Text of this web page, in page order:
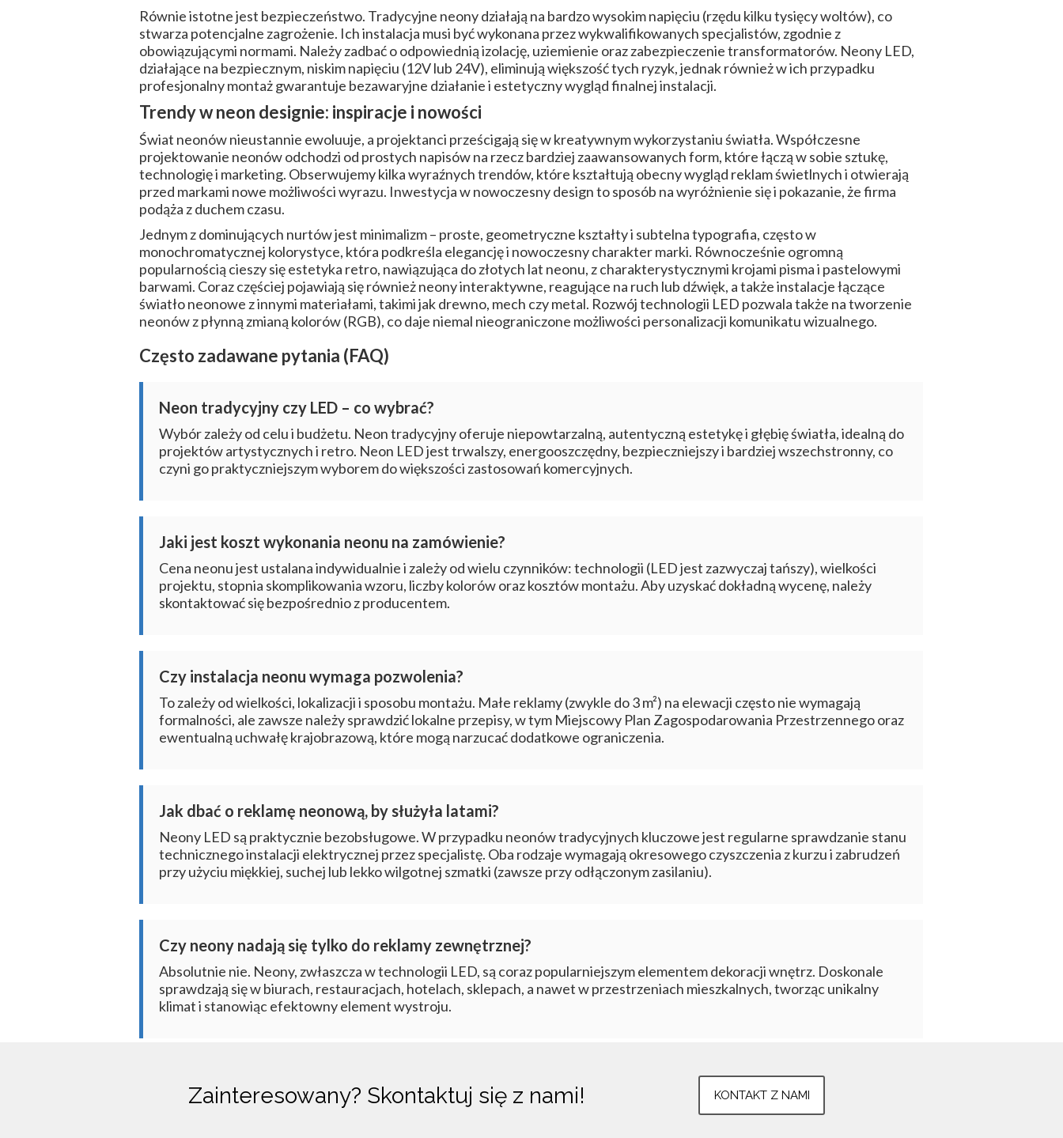
Równie istotne jest bezpieczeństwo. Tradycyjne neony działają na bardzo wysokim napięciu (rzędu kilku tysięcy woltów), co
stwarza potencjalne zagrożenie. Ich instalacja musi być wykonana przez wykwalifikowanych specjalistów, zgodnie z
obowiązującymi normami. Należy zadbać o odpowiednią izolację, uziemienie oraz zabezpieczenie transformatorów. Neony LED,
działające na bezpiecznym, niskim napięciu (12V lub 24V), eliminują większość tych ryzyk, jednak również w ich przypadku
profesjonalny montaż gwarantuje bezawaryjne działanie i estetyczny wygląd finalnej instalacji.
Trendy w neon designie: inspiracje i nowości
Świat neonów nieustannie ewoluuje, a projektanci prześcigają się w kreatywnym wykorzystaniu światła. Współczesne
projektowanie neonów odchodzi od prostych napisów na rzecz bardziej zaawansowanych form, które łączą w sobie sztukę,
technologię i marketing. Obserwujemy kilka wyraźnych trendów, które kształtują obecny wygląd reklam świetlnych i otwierają
przed markami nowe możliwości wyrazu. Inwestycja w nowoczesny design to sposób na wyróżnienie się i pokazanie, że firma
podąża z duchem czasu.
Jednym z dominujących nurtów jest minimalizm – proste, geometryczne kształty i subtelna typografia, często w
monochromatycznej kolorystyce, która podkreśla elegancję i nowoczesny charakter marki. Równocześnie ogromną
popularnością cieszy się estetyka retro, nawiązująca do złotych lat neonu, z charakterystycznymi krojami pisma i pastelowymi
barwami. Coraz częściej pojawiają się również neony interaktywne, reagujące na ruch lub dźwięk, a także instalacje łączące
światło neonowe z innymi materiałami, takimi jak drewno, mech czy metal. Rozwój technologii LED pozwala także na tworzenie
neonów z płynną zmianą kolorów (RGB), co daje niemal nieograniczone możliwości personalizacji komunikatu wizualnego.
Często zadawane pytania (FAQ)
Neon tradycyjny czy LED – co wybrać?
Wybór zależy od celu i budżetu. Neon tradycyjny oferuje niepowtarzalną, autentyczną estetykę i głębię światła, idealną do
projektów artystycznych i retro. Neon LED jest trwalszy, energooszczędny, bezpieczniejszy i bardziej wszechstronny, co
czyni go praktyczniejszym wyborem do większości zastosowań komercyjnych.
Jaki jest koszt wykonania neonu na zamówienie?
Cena neonu jest ustalana indywidualnie i zależy od wielu czynników: technologii (LED jest zazwyczaj tańszy), wielkości
projektu, stopnia skomplikowania wzoru, liczby kolorów oraz kosztów montażu. Aby uzyskać dokładną wycenę, należy
skontaktować się bezpośrednio z producentem.
Czy instalacja neonu wymaga pozwolenia?
To zależy od wielkości, lokalizacji i sposobu montażu. Małe reklamy (zwykle do 3 m²) na elewacji często nie wymagają
formalności, ale zawsze należy sprawdzić lokalne przepisy, w tym Miejscowy Plan Zagospodarowania Przestrzennego oraz
ewentualną uchwałę krajobrazową, które mogą narzucać dodatkowe ograniczenia.
Jak dbać o reklamę neonową, by służyła latami?
Neony LED są praktycznie bezobsługowe. W przypadku neonów tradycyjnych kluczowe jest regularne sprawdzanie stanu
technicznego instalacji elektrycznej przez specjalistę. Oba rodzaje wymagają okresowego czyszczenia z kurzu i zabrudzeń
przy użyciu miękkiej, suchej lub lekko wilgotnej szmatki (zawsze przy odłączonym zasilaniu).
Czy neony nadają się tylko do reklamy zewnętrznej?
Absolutnie nie. Neony, zwłaszcza w technologii LED, są coraz popularniejszym elementem dekoracji wnętrz. Doskonale
sprawdzają się w biurach, restauracjach, hotelach, sklepach, a nawet w przestrzeniach mieszkalnych, tworząc unikalny
klimat i stanowiąc efektowny element wystroju.
KONTAKT Z NAMI
Zainteresowany? Skontaktuj się z nami!